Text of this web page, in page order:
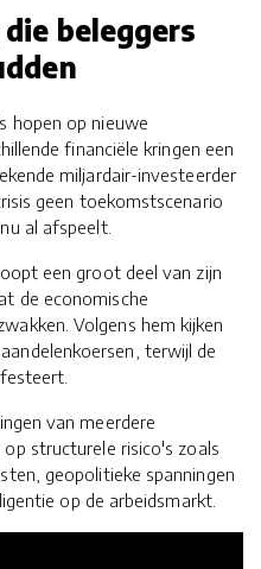
beleggers
hopen op nieuwe
financiële kringen een
miljardair-investeerder
geen toekomstscenario
al afspeelt.
een groot deel van zijn
de economische
Volgens hem kijken
terwijl de
van meerdere
structurele risico's zoals
geopolitieke spanningen
op de arbeidsmarkt.